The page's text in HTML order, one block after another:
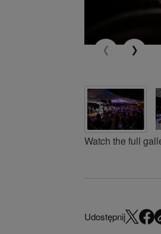
Watch the full
Udostępnij